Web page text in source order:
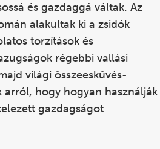
és gazdaggá váltak. Az
alakultak ki a zsidók
torzítások és
régebbi vallási
világi összeesküvés-
arról, hogy hogyan használják
gazdagságot